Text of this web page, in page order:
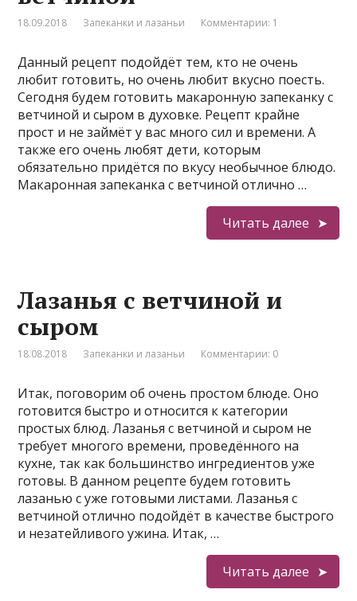
18.09.2018 Запеканки и лазаньи Комментарии: 1
Данный рецепт подойдёт тем, кто не очень
любит готовить, но очень любит вкусно поесть.
Сегодня будем готовить макаронную запеканку с
ветчиной и сыром в духовке. Рецепт крайне
прост и не займёт у вас много сил и времени. А
также его очень любят дети, которым
обязательно придётся по вкусу необычное блюдо.
Макаронная запеканка с ветчиной отлично …
Читать далее
Лазанья с ветчиной и
сыром
18.08.2018 Запеканки и лазаньи Комментарии: 0
Итак, поговорим об очень простом блюде. Оно
готовится быстро и относится к категории
простых блюд. Лазанья с ветчиной и сыром не
требует многого времени, проведённого на
кухне, так как большинство ингредиентов уже
готовы. В данном рецепте будем готовить
лазанью с уже готовыми листами. Лазанья с
ветчиной отлично подойдёт в качестве быстрого
и незатейливого ужина. Итак, …
Читать далее